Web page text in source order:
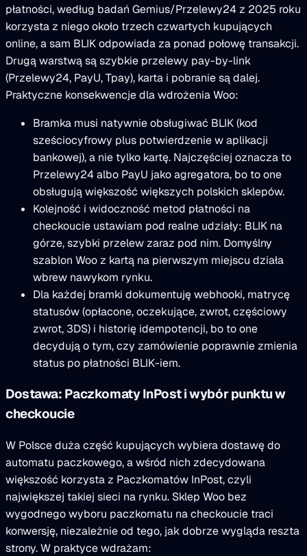
płatności, według badań Gemius/Przelewy24 z 2025 roku
korzysta z niego około trzech czwartych kupujących
online, a sam BLIK odpowiada za ponad połowę transakcji.
Drugą warstwą są szybkie przelewy pay-by-link
(Przelewy24, PayU, Tpay), karta i pobranie są dalej.
Praktyczne konsekwencje dla wdrożenia Woo:
Bramka musi natywnie obsługiwać BLIK (kod
sześciocyfrowy plus potwierdzenie w aplikacji
bankowej), a nie tylko kartę. Najczęściej oznacza to
Przelewy24 albo PayU jako agregatora, bo to one
obsługują większość większych polskich sklepów.
Kolejność i widoczność metod płatności na
checkoucie ustawiam pod realne udziały: BLIK na
górze, szybki przelew zaraz pod nim. Domyślny
szablon Woo z kartą na pierwszym miejscu działa
wbrew nawykom rynku.
Dla każdej bramki dokumentuję webhooki, matrycę
statusów (opłacone, oczekujące, zwrot, częściowy
zwrot, 3DS) i historię idempotencji, bo to one
decydują o tym, czy zamówienie poprawnie zmienia
status po płatności BLIK-iem.
Dostawa: Paczkomaty InPost i wybór punktu w
checkoucie
W Polsce duża część kupujących wybiera dostawę do
automatu paczkowego, a wśród nich zdecydowana
większość korzysta z Paczkomatów InPost, czyli
największej takiej sieci na rynku. Sklep Woo bez
wygodnego wyboru paczkomatu na checkoucie traci
konwersję, niezależnie od tego, jak dobrze wygląda reszta
strony. W praktyce wdrażam: